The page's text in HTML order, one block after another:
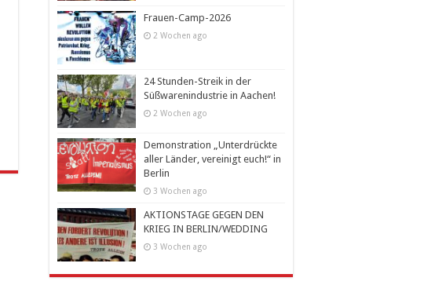
Frauen-Camp-2026
2 Wochen ago
24 Stunden-Streik in der
Süßwarenindustrie in Aachen!
2 Wochen ago
Demonstration „Unterdrückte
aller Länder, vereinigt euch!“ in
Berlin
3 Wochen ago
AKTIONSTAGE GEGEN DEN
KRIEG IN BERLIN/WEDDING
3 Wochen ago